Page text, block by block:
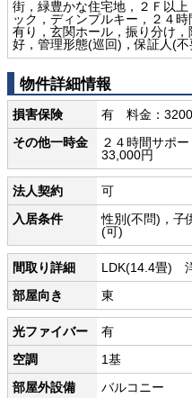
街，緑豊かな住宅地，２Ｆ以
ック，ディンプルキー，２４
有り，玄関ホール，振り分け
好，管理形態(巡回)，保証人(
物件詳細情報
損害保険
有 料金：
その他一時金
２４時間サポ
33,000円
法人契約
可
入居条件
性別(不問)，子
(可)
間取り詳細
LDK(14.4畳)
部屋向き
東
光ファイバー
有
空調
1基
部屋外設備
バルコニー